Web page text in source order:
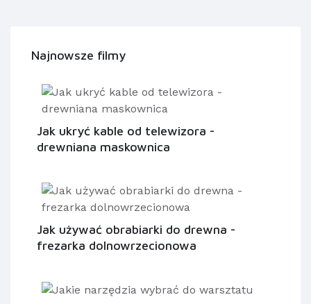
Najnowsze filmy
Jak ukryć kable od telewizora -
drewniana maskownica
Jak używać obrabiarki do drewna -
frezarka dolnowrzecionowa